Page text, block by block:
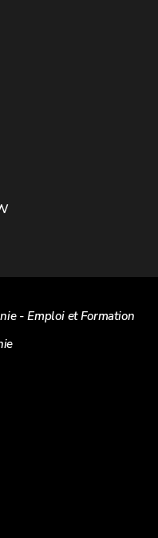
- Emploi et Formation